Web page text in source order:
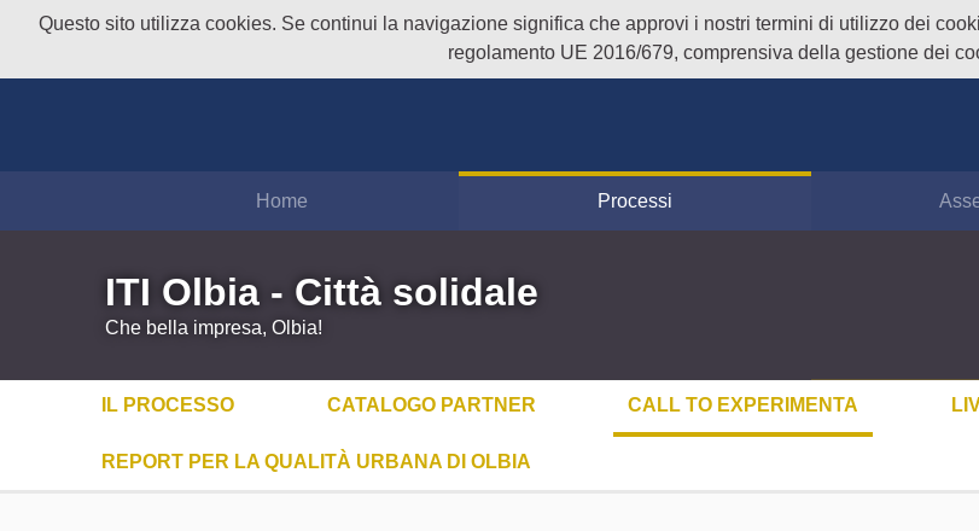
Questo sito utilizza cookies. Se continui la navigazione significa che approvi i nostri termini di utilizzo dei
regolamento UE 2016/679, comprensiva della gestione dei
Home Processi
ITI Olbia - Città solidale
Che bella impresa, Olbia!
IL PROCESSO CATALOGO PARTNER CALL TO EXPERIMENTA
REPORT PER LA QUALITÀ URBANA DI OLBIA